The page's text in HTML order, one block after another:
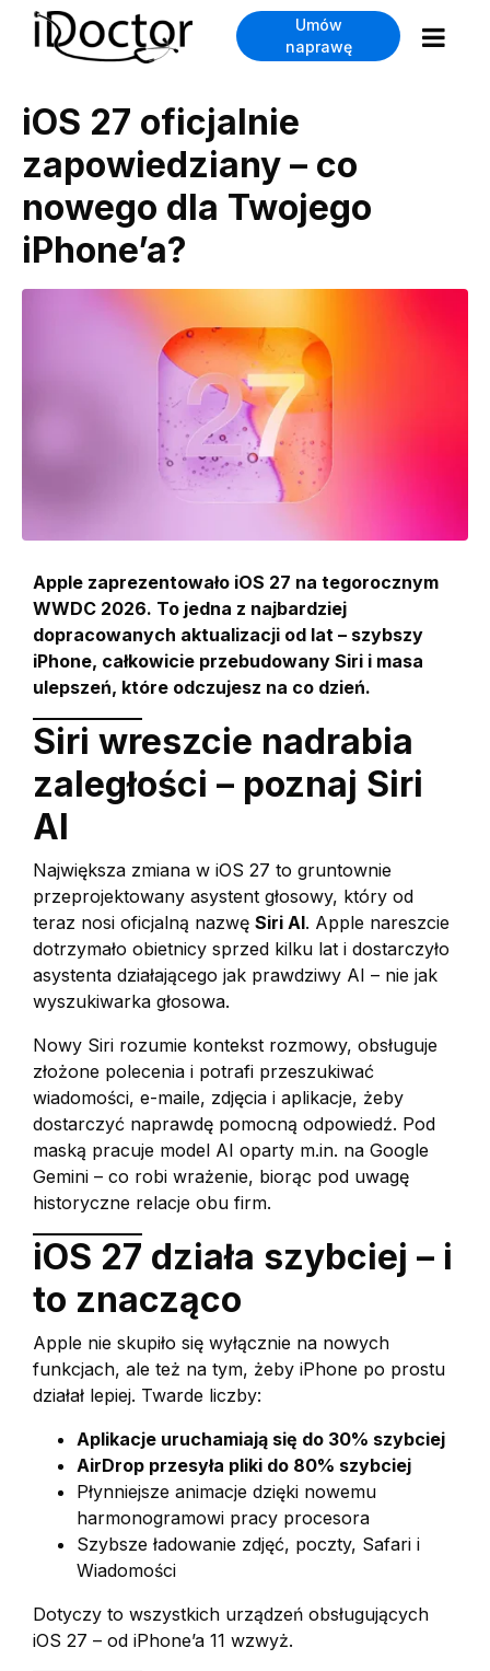
Umów
naprawę
iOS 27 oficjalnie
zapowiedziany – co
nowego dla Twojego
iPhone’a?
Apple zaprezentowało iOS 27 na tegorocznym
WWDC 2026. To jedna z najbardziej
dopracowanych aktualizacji od lat – szybszy
iPhone, całkowicie przebudowany Siri i masa
ulepszeń, które odczujesz na co dzień.
Siri wreszcie nadrabia
zaległości – poznaj Siri
AI
Największa zmiana w iOS 27 to gruntownie
przeprojektowany asystent głosowy, który od
teraz nosi oficjalną nazwę Siri AI. Apple nareszcie
dotrzymało obietnicy sprzed kilku lat i dostarczyło
asystenta działającego jak prawdziwy AI – nie jak
wyszukiwarka głosowa.
Nowy Siri rozumie kontekst rozmowy, obsługuje
złożone polecenia i potrafi przeszukiwać
wiadomości, e-maile, zdjęcia i aplikacje, żeby
dostarczyć naprawdę pomocną odpowiedź. Pod
maską pracuje model AI oparty m.in. na Google
Gemini – co robi wrażenie, biorąc pod uwagę
historyczne relacje obu firm.
iOS 27 działa szybciej – i
to znacząco
Apple nie skupiło się wyłącznie na nowych
funkcjach, ale też na tym, żeby iPhone po prostu
działał lepiej. Twarde liczby:
Aplikacje uruchamiają się do 30% szybciej
AirDrop przesyła pliki do 80% szybciej
Płynniejsze animacje dzięki nowemu
harmonogramowi pracy procesora
Szybsze ładowanie zdjęć, poczty, Safari i
Wiadomości
Dotyczy to wszystkich urządzeń obsługujących
iOS 27 – od iPhone’a 11 wzwyż.